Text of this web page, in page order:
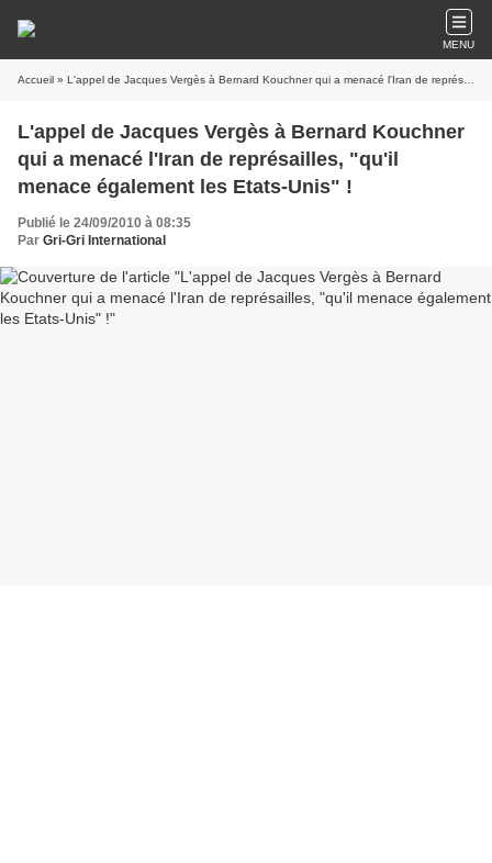
MENU
Accueil » L'appel de Jacques Vergès à Bernard Kouchner qui a menacé l'Iran de représailles, "qu'il menace également les Etats-Unis" !
L'appel de Jacques Vergès à Bernard Kouchner
qui a menacé l'Iran de représailles, "qu'il
menace également les Etats-Unis" !
Publié le 24/09/2010 à 08:35
Par Gri-Gri International